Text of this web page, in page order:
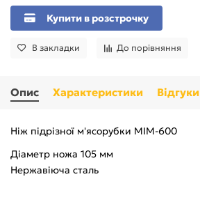
Купити в розстрочку
В закладки До порівняння
Опис Характеристики Відгуки
Ніж підрізної м'ясорубки МІМ-600
Діаметр ножа 105 мм
Нержавіюча сталь